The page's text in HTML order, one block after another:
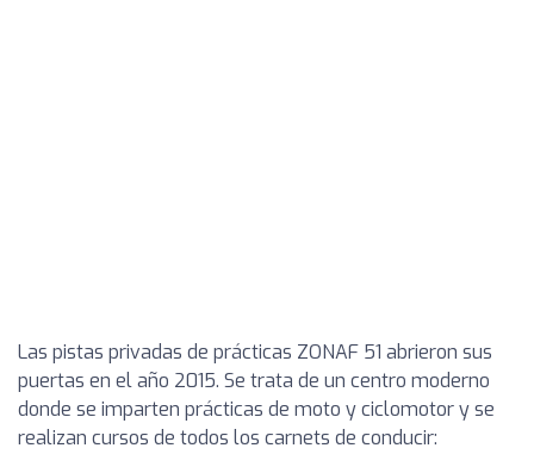
Las pistas privadas de prácticas ZONAF 51 abrieron sus
puertas en el año 2015. Se trata de un centro moderno
donde se imparten prácticas de moto y ciclomotor y se
realizan cursos de todos los carnets de conducir: